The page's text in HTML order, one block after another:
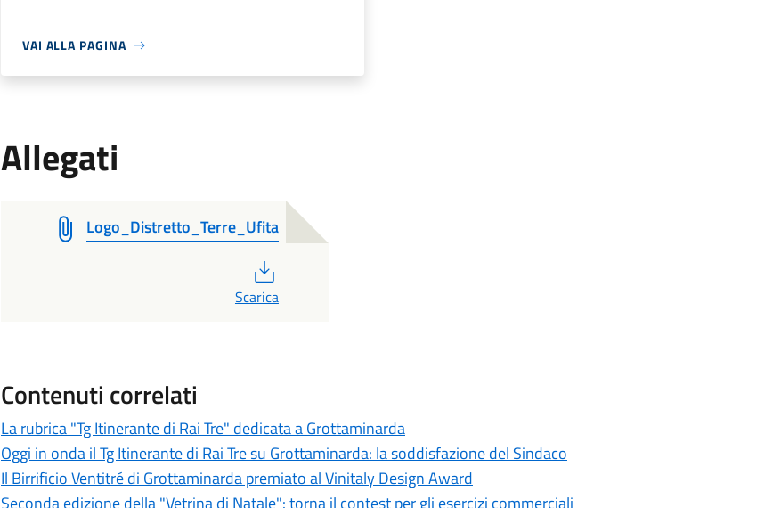
VAI ALLA PAGINA
Allegati
Logo_Distretto_Terre_Ufita
Scarica
Contenuti correlati
La rubrica "Tg Itinerante di Rai Tre" dedicata a Grottaminarda
Oggi in onda il Tg Itinerante di Rai Tre su Grottaminarda: la soddisfazione del Sindaco
Il Birrificio Ventitré di Grottaminarda premiato al Vinitaly Design Award
Seconda edizione della "Vetrina di Natale": torna il contest per gli esercizi commerciali